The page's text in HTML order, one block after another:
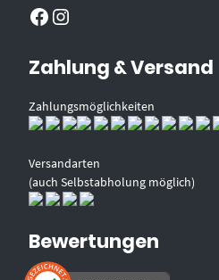
Facebook Instagram
Zahlung & Versand
Zahlungsmöglichkeiten
Versandarten
(auch Selbstabholung möglich)
Bewertungen